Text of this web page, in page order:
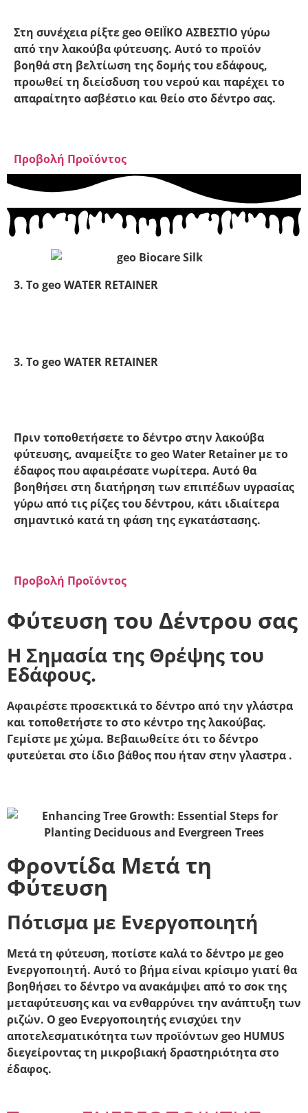
Στη συνέχεια ρίξτε geo ΘΕΙΪΚΟ ΑΣΒΕΣΤΙΟ γύρω
από την λακούβα φύτευσης. Αυτό το προϊόν
βοηθά στη βελτίωση της δομής του εδάφους,
προωθεί τη διείσδυση του νερού και παρέχει τo
απαραίτητo ασβέστιο και θείο στο δέντρο σας.
Προβολή Προϊόντος
3. To geo WATER RETAINER
3. To geo WATER RETAINER
Πριν τοποθετήσετε το δέντρο στην λακούβα
φύτευσης, αναμείξτε το geo Water Retainer με το
έδαφος που αφαιρέσατε νωρίτερα. Αυτό θα
βοηθήσει στη διατήρηση των επιπέδων υγρασίας
γύρω από τις ρίζες του δέντρου, κάτι ιδιαίτερα
σημαντικό κατά τη φάση της εγκατάστασης.
Προβολή Προϊόντος
Φύτευση του Δέντρου σας
Η Σημασία της Θρέψης του
Εδάφους.
Αφαιρέστε προσεκτικά το δέντρο από την γλάστρα
και τοποθετήστε το στο κέντρο της λακούβας.
Γεμίστε με χώμα. Βεβαιωθείτε ότι το δέντρο
φυτεύεται στο ίδιο βάθος που ήταν στην γλαστρα .
Φροντίδα Μετά τη
Φύτευση
Πότισμα με Ενεργοποιητή
Μετά τη φύτευση, ποτίστε καλά το δέντρο με geo
Ενεργοποιητή. Αυτό το βήμα είναι κρίσιμο γιατί θα
βοηθήσει το δέντρο να ανακάμψει από το σοκ της
μεταφύτευσης και να ενθαρρύνει την ανάπτυξη των
ριζών. Ο geo Ενεργοποιητής ενισχύει την
αποτελεσματικότητα των προϊόντων geo HUMUS
διεγείροντας τη μικροβιακή δραστηριότητα στο
έδαφος.